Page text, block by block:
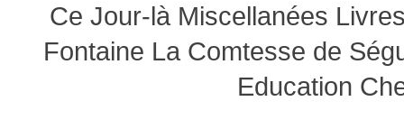
Ce Jour-là Miscellanées
Fontaine La Comtesse de
Education